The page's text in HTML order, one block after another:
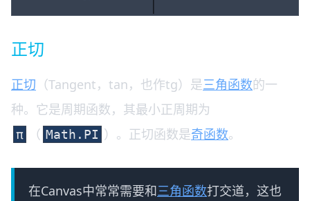
正切
正切 （Tangent，tan，也作tg）是三角函数的一
种。它是周期函数，其最小正周期为
π （ Math.PI ）。正切函数是奇函数。
在Canvas中常常需要和三角函数打交道，这也